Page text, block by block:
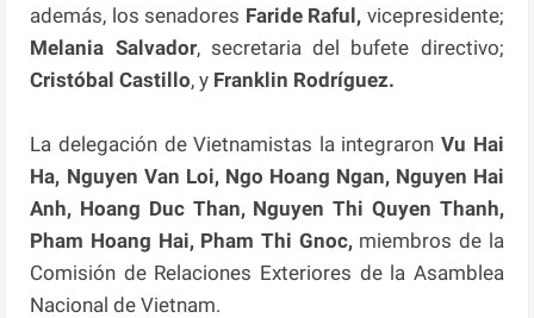
además, los senadores Faride Raful, vicepresidente;
Melania Salvador, secretaria del bufete directivo;
Cristóbal Castillo, y Franklin Rodríguez.
La delegación de Vietnamistas la integraron Vu Hai
Ha, Nguyen Van Loi, Ngo Hoang Ngan, Nguyen Hai
Anh, Hoang Duc Than, Nguyen Thi Quyen Thanh,
Pham Hoang Hai, Pham Thi Gnoc,miembros de la
Comisión de Relaciones Exteriores de la Asamblea
Nacional de Vietnam.